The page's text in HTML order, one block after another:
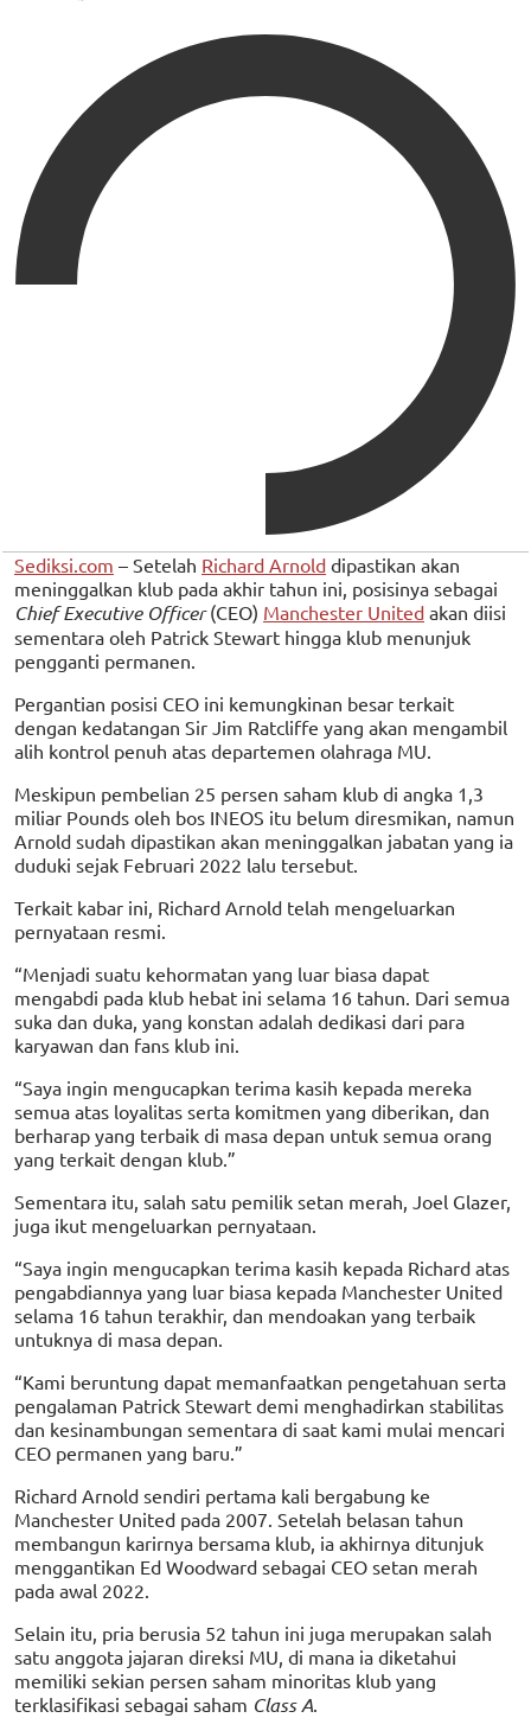
Sediksi.com – Setelah Richard Arnold dipastikan akan
meninggalkan klub pada akhir tahun ini, posisinya sebagai
Chief Executive Officer(CEO) Manchester United akan diisi
sementara oleh Patrick Stewart hingga klub menunjuk
pengganti permanen.
Pergantian posisi CEO ini kemungkinan besar terkait
dengan kedatangan Sir Jim Ratcliffe yang akan mengambil
alih kontrol penuh atas departemen olahraga MU.
Meskipun pembelian 25 persen saham klub di angka 1,3
miliar Pounds oleh bos INEOS itu belum diresmikan, namun
Arnold sudah dipastikan akan meninggalkan jabatan yang ia
duduki sejak Februari 2022 lalu tersebut.
Terkait kabar ini, Richard Arnold telah mengeluarkan
pernyataan resmi.
“Menjadi suatu kehormatan yang luar biasa dapat
mengabdi pada klub hebat ini selama 16 tahun. Dari semua
suka dan duka, yang konstan adalah dedikasi dari para
karyawan dan fans klub ini.
“Saya ingin mengucapkan terima kasih kepada mereka
semua atas loyalitas serta komitmen yang diberikan, dan
berharap yang terbaik di masa depan untuk semua orang
yang terkait dengan klub.”
Sementara itu, salah satu pemilik setan merah, Joel Glazer,
juga ikut mengeluarkan pernyataan.
“Saya ingin mengucapkan terima kasih kepada Richard atas
pengabdiannya yang luar biasa kepada Manchester United
selama 16 tahun terakhir, dan mendoakan yang terbaik
untuknya di masa depan.
“Kami beruntung dapat memanfaatkan pengetahuan serta
pengalaman Patrick Stewart demi menghadirkan stabilitas
dan kesinambungan sementara di saat kami mulai mencari
CEO permanen yang baru.”
Richard Arnold sendiri pertama kali bergabung ke
Manchester United pada 2007. Setelah belasan tahun
membangun karirnya bersama klub, ia akhirnya ditunjuk
menggantikan Ed Woodward sebagai CEO setan merah
pada awal 2022.
Selain itu, pria berusia 52 tahun ini juga merupakan salah
satu anggota jajaran direksi MU, di mana ia diketahui
memiliki sekian persen saham minoritas klub yang
terklasifikasi sebagai saham Class A